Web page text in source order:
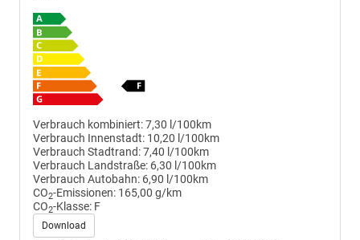
Verbrauch kombiniert:7,30 l/100km
Verbrauch Innenstadt: 10,20 l/100km
Verbrauch Stadtrand:7,40 l/100km
Verbrauch Landstraße: 6,30 l/100km
Verbrauch Autobahn: 6,90 l/100km
CO2-Emissionen: 165,00 g/km
CO2-Klasse: F
Download